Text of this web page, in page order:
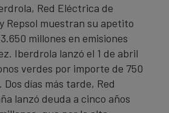
Red Eléctrica de
Repsol muestran su apetito
millones en emisiones
Iberdrola lanzó el 1 de abril
verdes por importe de 750
días más tarde, Red
lanzó deuda a cinco años